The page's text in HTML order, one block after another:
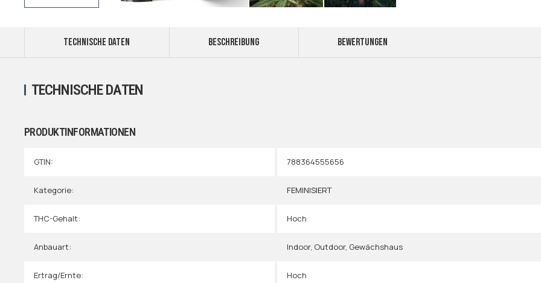
TECHNISCHE DATEN BESCHREIBUNG BEWERTUNGEN
TECHNISCHE DATEN
PRODUKTINFORMATIONEN
GTIN: 788364555656
Kategorie: FEMINISIERT
THC-Gehalt: Hoch
Anbauart: Indoor, Outdoor, Gewächshaus
Ertrag/Ernte: Hoch